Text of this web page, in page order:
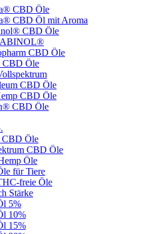
CBD Öle
CBD Öl mit Aroma
CBD Öle
CBD Öle
Öle
CBD Öle
CBD Öle
CBD Öle
CBD Öle
CBD Öle
Öle
für Tiere
freie Öle
Stärke
5%
10%
15%